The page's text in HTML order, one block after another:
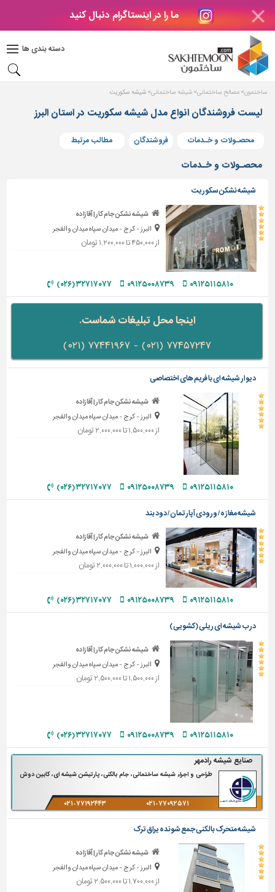
ما را در اینستاگرام دنبال کنید
دسته بندی ها
دکوراسیون
بتن
های
بتنی
و
پنجره
ساختمانی
پله،
نرده
و
حفاظ
دیوارپوش،
و
سرویس
ابزار،یراق
ماشین
آلات
برقی،روشنایی،ایمنی
محوطه
سازی
و
نما
ساخت
و
ساز
تاسیسات
ساختمان
شهرسازی،
و
سازه
ساختمون مصالح ساختمانی شیشه ساختمانی شیشه سکوریت
لیست فروشندگان انواع مدل شیشه سکوریت در استان البرز
محصـولات و خـدمات فروشندگان مطالب مرتبط
محصـولات و خـدمات
شیشه نشکن سکوریت
شیشه نشکن جام کار | آقازاده
البرز - کرج - میدان سپاه میدان والفجر
از ۴۵۰,۰۰۰ تا ۱,۲۰۰,۰۰۰ تومان
۰۹۱۲۵۱۱۵۸۱۰ ۰۹۱۲۵۰۰۸۷۳۹ ۳۲۷۱۷۰۷۷ (۰۲۶)
اینجا محل تبلیغات شماست.
۷۷۴۵۷۲۴۷ (۰۲۱) - ۷۷۴۴۱۹۶۷ (۰۲۱)
دیوار شیشه ای با فریم های اختصاصی
شیشه نشکن جام کار | آقازاده
البرز - کرج - میدان سپاه میدان والفجر
از ۱,۵۰۰,۰۰۰ تا ۲,۰۰۰,۰۰۰ تومان
۰۹۱۲۵۱۱۵۸۱۰ ۰۹۱۲۵۰۰۸۷۳۹ ۳۲۷۱۷۰۷۷ (۰۲۶)
شیشه مغازه / ورودی آپارتمان / دود بند
شیشه نشکن جام کار | آقازاده
البرز - کرج - میدان سپاه میدان والفجر
از ۱,۰۰۰,۰۰۰ تا ۲,۰۰۰,۰۰۰ تومان
۰۹۱۲۵۱۱۵۸۱۰ ۰۹۱۲۵۰۰۸۷۳۹ ۳۲۷۱۷۰۷۷ (۰۲۶)
درب شیشه ای ریلی (کشویی)
شیشه نشکن جام کار | آقازاده
البرز - کرج - میدان سپاه میدان والفجر
از ۱,۵۰۰,۰۰۰ تا ۲,۵۰۰,۰۰۰ تومان
۰۹۱۲۵۱۱۵۸۱۰ ۰۹۱۲۵۰۰۸۷۳۹ ۳۲۷۱۷۰۷۷ (۰۲۶)
صنایع شیشه رادمهر
طراحی و اجراء شیشه ساختمانی، جام بالکنی، پارتیشن شیشه ای، کابین دوش
۰۲۱-۷۷۱۹۲۴۴۳ ۰۲۱-۷۷۰۹۲۵۷۱
شیشه متحرک بالکنی جمع شونده یراق ترک
شیشه نشکن جام کار | آقازاده
البرز - کرج - میدان سپاه میدان والفجر
از ۱,۷۰۰,۰۰۰ تا ۲,۵۰۰,۰۰۰ تومان